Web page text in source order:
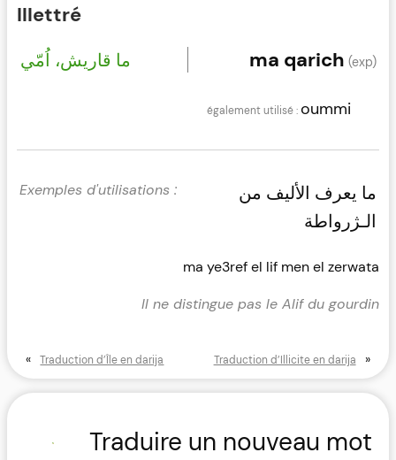
Illettré
ما قاريش، اُمّي ma qarich (exp)
oummi
ما يعرف الأليف من
الـژرواطة
ma ye3ref el lif men el zerwata
Il ne distingue pas le Alif du gourdin
« Traduction d’Île en darija Traduction d’Illicite en darija »
Traduire un nouveau mot